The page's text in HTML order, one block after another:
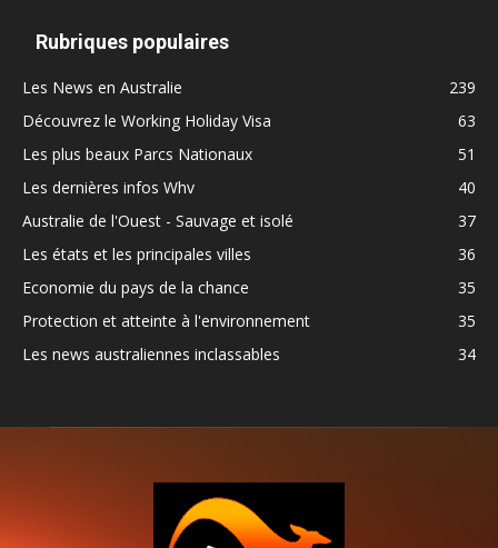
Rubriques populaires
Les News en Australie
239
Découvrez le Working Holiday Visa
63
Les plus beaux Parcs Nationaux
51
Les dernières infos Whv
40
Australie de l'Ouest - Sauvage et isolé
37
Les états et les principales villes
36
Economie du pays de la chance
35
Protection et atteinte à l'environnement
35
Les news australiennes inclassables
34